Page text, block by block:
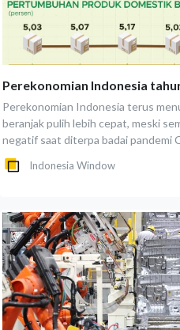
Perekonomian Indonesia
Perekonomian Indonesia terus
beranjak pulih lebih cepat, meski
negatif saat diterpa badai pandemi
Indonesia Window